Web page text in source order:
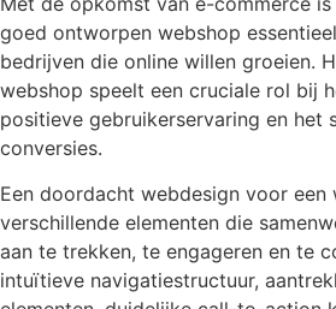
goed ontworpen webshop
bedrijven die online willen groeien.
webshop speelt een cruciale rol bij
positieve gebruikerservaring en het
conversies.
Een doordacht webdesign voor een
verschillende elementen die
aan te trekken, te engageren en te
intuïtieve navigatiestructuur,